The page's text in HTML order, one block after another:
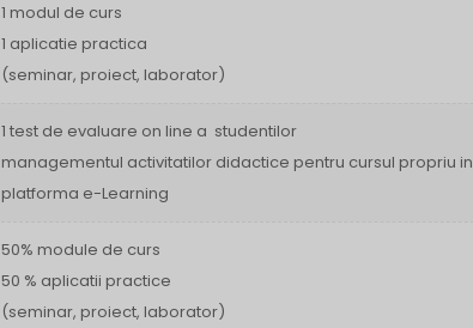
1 modul de curs
1 aplicatie practica
(seminar, proiect, laborator)
1 test de evaluare on line a studentilor
managementul activitatilor didactice pentru cursul propriu in
platforma e-Learning
50% module de curs
50 % aplicatii practice
(seminar, proiect, laborator)